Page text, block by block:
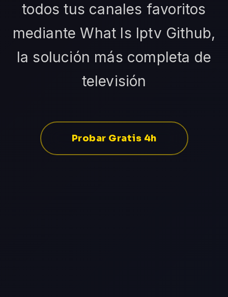
todos tus canales favoritos
mediante What Is Iptv Github,
la solución más completa de
televisión
Probar Gratis 4h